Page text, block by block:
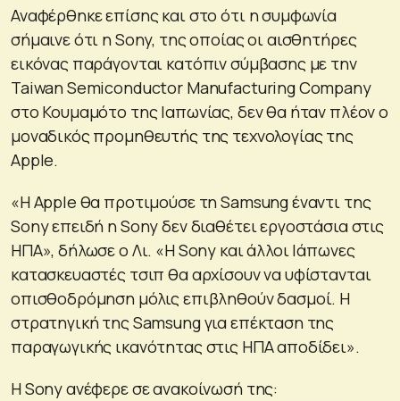
Αναφέρθηκε επίσης και στο ότι η συμφωνία
σήμαινε ότι η Sony, της οποίας οι αισθητήρες
εικόνας παράγονται κατόπιν σύμβασης με την
Taiwan Semiconductor Manufacturing Company
στο Κουμαμότο της Ιαπωνίας, δεν θα ήταν πλέον ο
μοναδικός προμηθευτής της τεχνολογίας της
Apple.
«Η Apple θα προτιμούσε τη Samsung έναντι της
Sony επειδή η Sony δεν διαθέτει εργοστάσια στις
ΗΠΑ», δήλωσε ο Λι. «Η Sony και άλλοι Ιάπωνες
κατασκευαστές τσιπ θα αρχίσουν να υφίστανται
οπισθοδρόμηση μόλις επιβληθούν δασμοί. Η
στρατηγική της Samsung για επέκταση της
παραγωγικής ικανότητας στις ΗΠΑ αποδίδει».
Η Sony ανέφερε σε ανακοίνωσή της: